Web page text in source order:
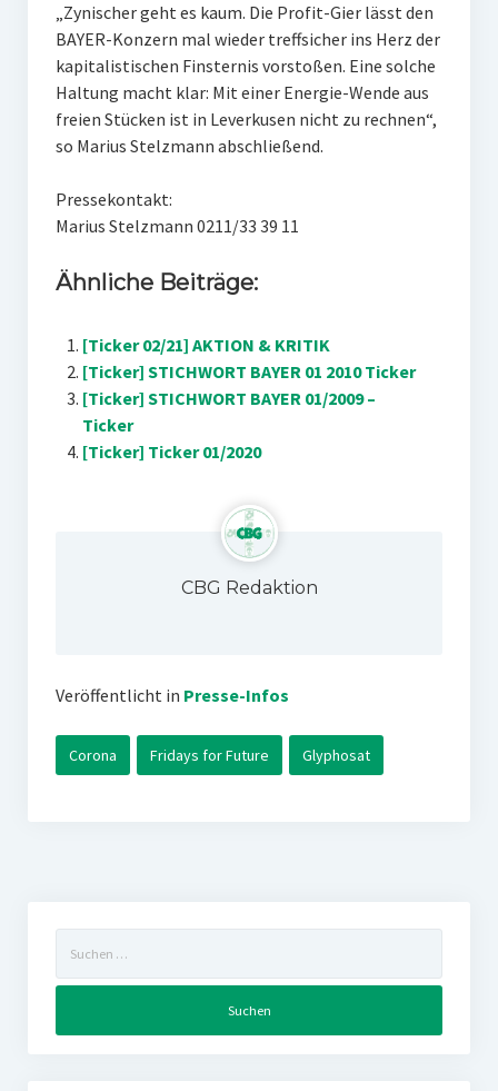
„Zynischer geht es kaum. Die Profit-Gier lässt den
BAYER-Konzern mal wieder treffsicher ins Herz der
kapitalistischen Finsternis vorstoßen. Eine solche
Haltung macht klar: Mit einer Energie-Wende aus
freien Stücken ist in Leverkusen nicht zu rechnen“,
so Marius Stelzmann abschließend.
Pressekontakt:
Marius Stelzmann 0211/33 39 11
Ähnliche Beiträge:
[Ticker 02/21] AKTION & KRITIK
[Ticker] STICHWORT BAYER 01 2010 Ticker
[Ticker] STICHWORT BAYER 01/2009 –
Ticker
[Ticker] Ticker 01/2020
CBG Redaktion
Veröffentlicht in Presse-Infos
Corona Fridays for Future Glyphosat
nach: